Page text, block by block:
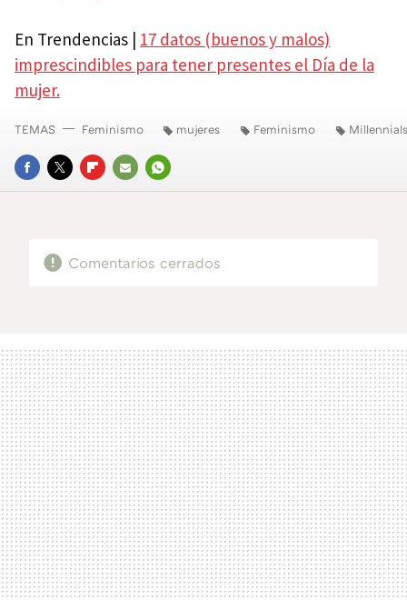
En Trendencias | 17 datos (buenos y malos)
imprescindibles para tener presentes el Día de la
mujer.
FACEBOOK
TWITTERFLIPBOARD
E-
WHATSAPP
TEMAS Feminismo mujeres Feminismo Millennials
Comentarios cerrados